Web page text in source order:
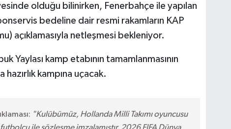
olduğu bilinirken, Fenerbahçe ile yapılan
bedeline dair resmi rakamların KAP
açıklamasıyla netleşmesi bekleniyor.
Yaylası kamp etabının tamamlanmasının
kampına uçacak.
"Kulübümüz, Hollanda Milli Takımı oyuncusu